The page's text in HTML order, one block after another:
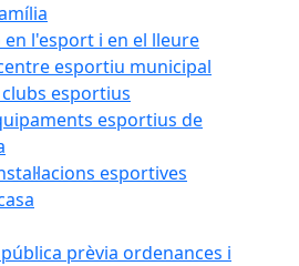
en l'esport i en el lleure
esportiu municipal
esportius
esportius de
esportives
prèvia ordenances i